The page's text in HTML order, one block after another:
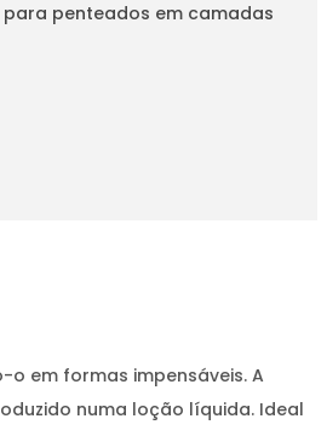
penteados em camadas
o em formas impensáveis. A
numa loção líquida. Ideal